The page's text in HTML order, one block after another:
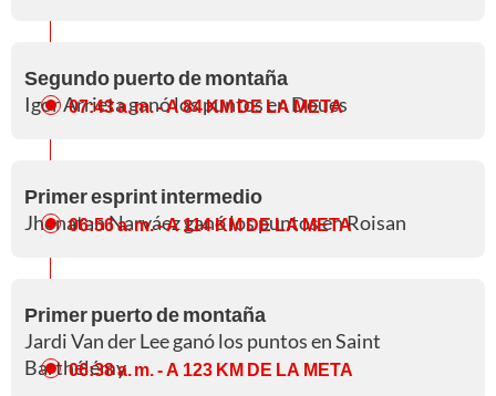
Segundo puerto de montaña
Igor Arrieta ganó los puntos en Doues
07:43 a. m.- A 84 KM DE LA META
Primer esprint intermedio
Jhonatan Narváez ganó los puntos en Roisan
06:56 a. m.- A 114 KM DE LA META
Primer puerto de montaña
Jardi Van der Lee ganó los puntos en Saint
Barthélémy
06:38 a. m.- A 123 KM DE LA META